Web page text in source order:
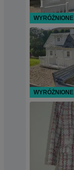
WYRÓŻNIONE
WYRÓŻNIONE